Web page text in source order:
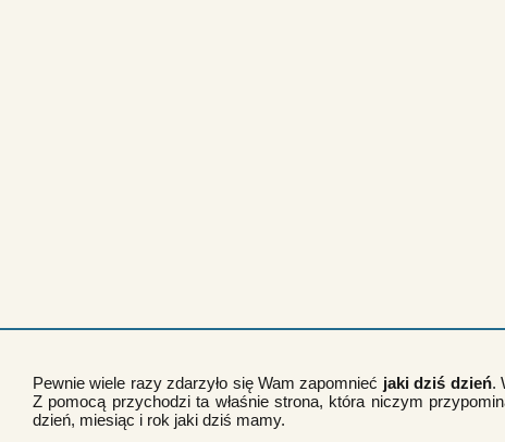
Pewnie wiele razy zdarzyło się Wam zapomnieć jaki dziś dzień.
Z pomocą przychodzi ta właśnie strona, która niczym
dzień, miesiąc i rok jaki dziś mamy.